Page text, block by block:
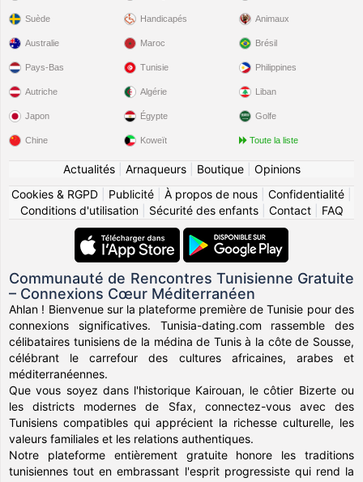
Suède Handicapés Animaux
Australie
Pays-Bas
Autriche
Japon
Chine
Maroc
Tunisie
Algérie
Égypte
Koweït
Brésil
Philippines
Liban
Golfe
Toute la liste
Actualités| Arnaqueurs| Boutique| Opinions
Cookies & RGPD
Publicité À propos de nous Confidentialité
Conditions d'utilisation| Sécurité des enfants| Contact| FAQ
Communauté de Rencontres Tunisienne Gratuite
– Connexions Cœur Méditerranéen
Ahlan ! Bienvenue sur la plateforme première de Tunisie pour des
connexions significatives. Tunisia-dating.com rassemble des
célibataires tunisiens de la médina de Tunis à la côte de Sousse,
célébrant le carrefour des cultures africaines, arabes et
méditerranéennes.
Que vous soyez dans l'historique Kairouan, le côtier Bizerte ou
les districts modernes de Sfax, connectez-vous avec des
Tunisiens compatibles qui apprécient la richesse culturelle, les
valeurs familiales et les relations authentiques.
Notre plateforme entièrement gratuite honore les traditions
tunisiennes tout en embrassant l'esprit progressiste qui rend la